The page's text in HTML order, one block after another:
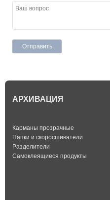
АРХИВАЦИЯ
Карманы прозрачные
Папки и скоросшиватели
Разделители
Самоклеящиеся продукты